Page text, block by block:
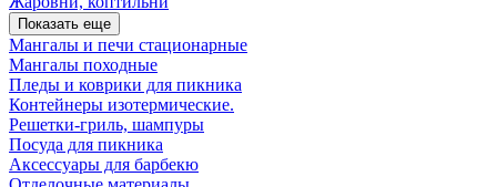
Показать еще
Мангалы и печи стационарные
Мангалы походные
Пледы и коврики для пикника
Контейнеры изотермические.
Решетки-гриль, шампуры
Посуда для пикника
Аксессуары для барбекю